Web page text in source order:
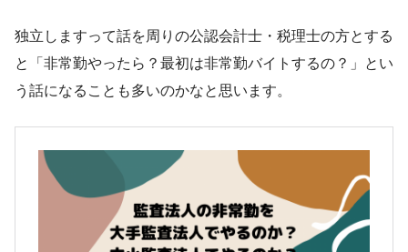
独立しますって話を周りの公認会計士・税理士の方とする
と「非常勤やったら？最初は非常勤バイトするの？」とい
う話になることも多いのかなと思います。